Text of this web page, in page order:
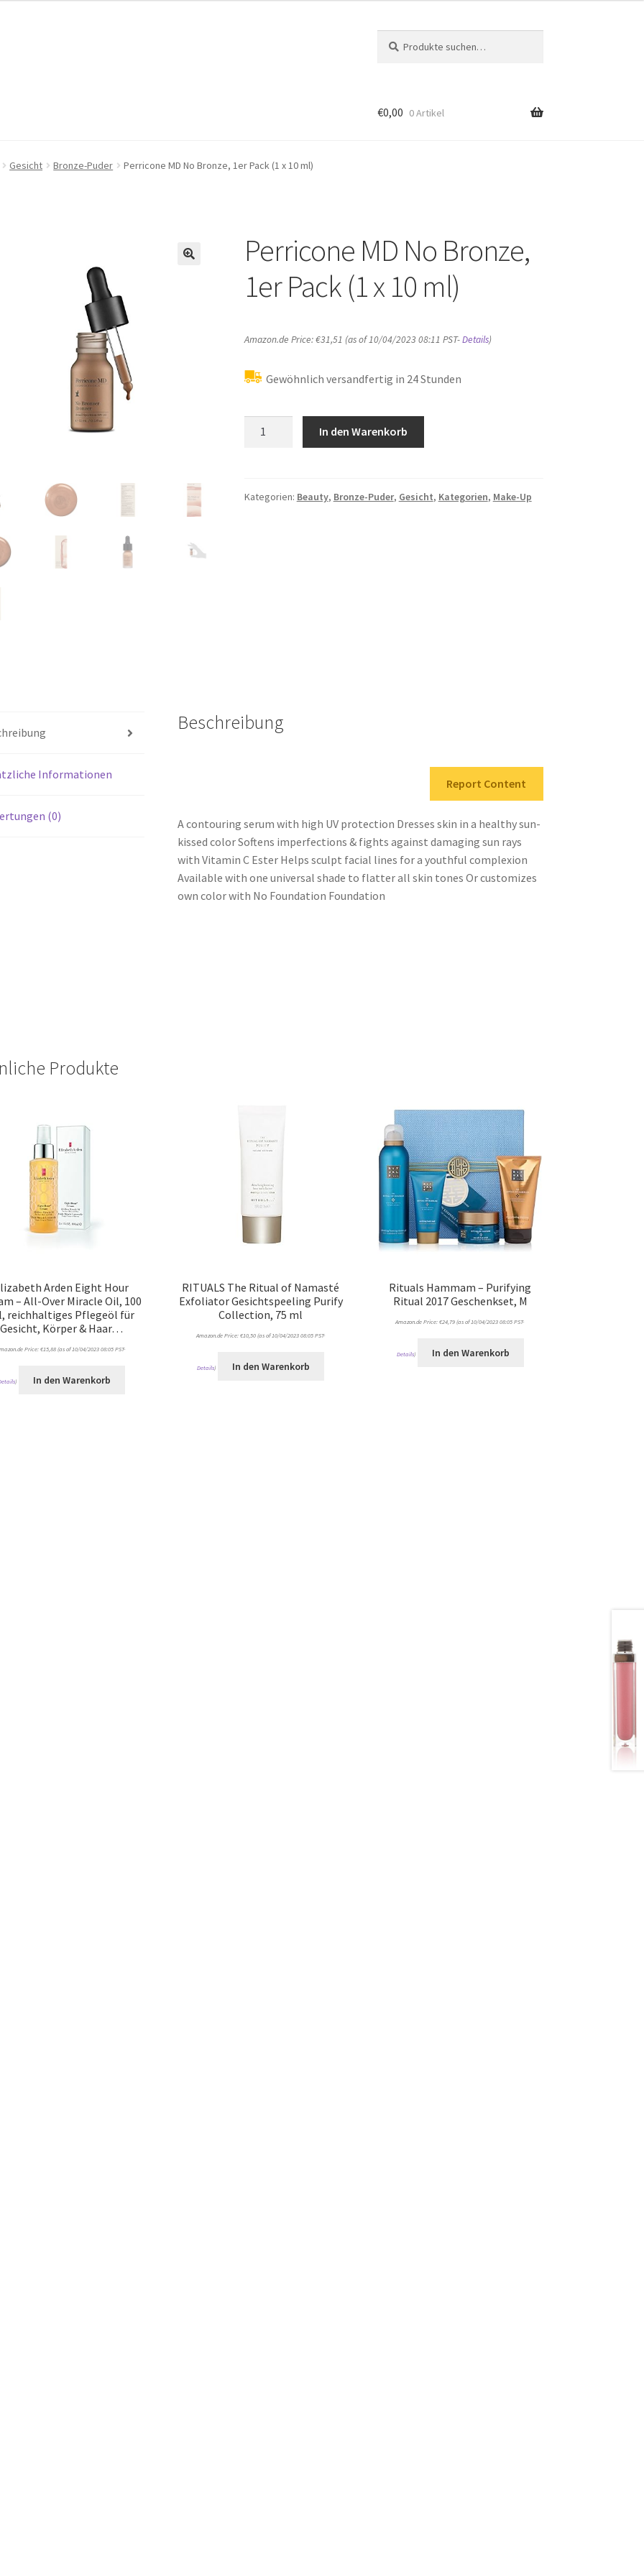
nach:
€0,00 0 Artikel
Gesicht Bronze-Puder Perricone MD No Bronze, 1er Pack (1 x 10 ml)
Perricone MD No Bronze,
1er Pack (1 x 10 ml)
Amazon.de Price:€31,51 (as of 10/04/2023 08:11 PST-Details)
Gewöhnlich versandfertig in 24 Stunden
1er
In den Warenkorb
Kategorien: Beauty, Bronze-Puder, Gesicht, Kategorien, Make-Up
Informationen
(0)
Beschreibung
Report Content
A contouring serum with high UV protection Dresses skin in a healthy sun-
kissed color Softens imperfections & fights against damaging sun rays
with Vitamin C Ester Helps sculpt facial lines for a youthful complexion
Available with one universal shade to flatter all skin tones Or customizes
own color with No Foundation Foundation
Produkte
Arden Eight Hour
– All-Over Miracle Oil, 100
reichhaltiges Pflegeöl für
Gesicht, Körper & Haar…
Price:€15,88 (as of 10/04/2023 08:05 PST-
) In den Warenkorb
RITUALS The Ritual of Namasté
Exfoliator Gesichtspeeling Purify
Collection, 75 ml
Amazon.de Price: €10,50(as of 10/04/2023 08:05 PST-
Details) In den Warenkorb
Rituals Hammam – Purifying
Ritual 2017 Geschenkset, M
Amazon.de Price:€24,79 (as of 10/04/2023 08:05 PST-
Details) In den Warenkorb